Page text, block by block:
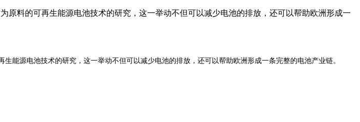
原料的可再生能源电池技术的研究，这一举动不但可以减少电池的排放，还可以帮助欧洲形成一
能源电池技术的研究，这一举动不但可以减少电池的排放，还可以帮助欧洲形成一条完整的电池产业链。